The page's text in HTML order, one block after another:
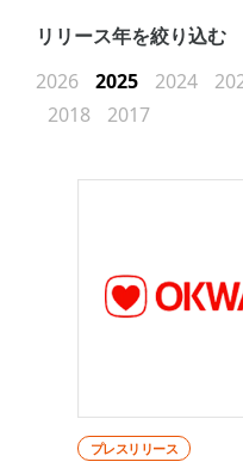
リリース年を絞り込む
2026
2025 2024
2018
2017
プレスリリース